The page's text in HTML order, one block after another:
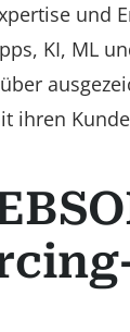
und
KI, ML
ihren